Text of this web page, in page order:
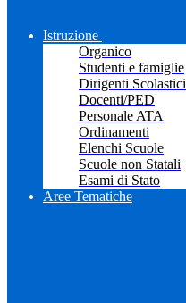
Istruzione
Organico
Studenti e famiglie
Dirigenti Scolastici
Docenti/PED
Personale ATA
Ordinamenti
Elenchi Scuole
Scuole non Statali
Esami di Stato
Aree Tematiche